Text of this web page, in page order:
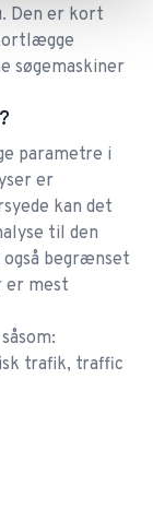
med
danske
for
plan og vi
i
Peter
2022
noget
. Den er kort
søgemaskiner
parametre i
er
kan det
til den
begrænset
er mest
trafik, traffic